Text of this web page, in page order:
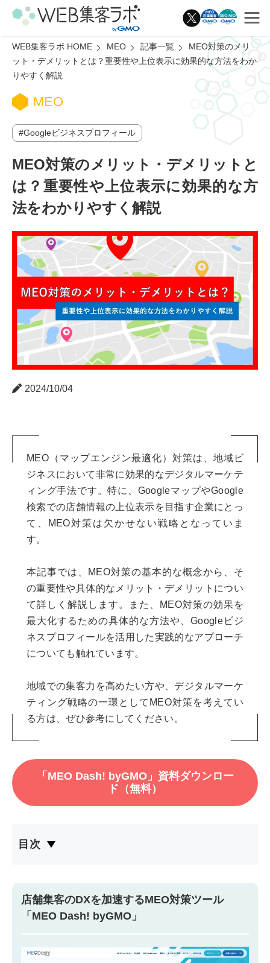
WEB集客ラボ HOME MEO 記事一覧
MEO対策のメリ
ット・デメリットとは？重要性や上位表示に効果的な方法をわか
りやすく解説
MEO
Googleビジネスプロフィール
MEO対策のメリット・デメリットと
は？重要性や上位表示に効果的な方
法をわかりやすく解説
2024/10/04
MEO（マップエンジン最適化）対策は、地域ビ
ジネスにおいて非常に効果的なデジタルマーケテ
ィング手法です。特に、GoogleマップやGoogle
検索での店舗情報の上位表示を目指す企業にとっ
て、MEO対策は欠かせない戦略となっていま
す。
本記事では、MEO対策の基本的な概念から、そ
の重要性や具体的なメリット・デメリットについ
て詳しく解説します。また、MEO対策の効果を
最大化するための具体的な方法や、Googleビジ
ネスプロフィールを活用した実践的なアプローチ
についても触れています。
地域での集客力を高めたい方や、デジタルマーケ
ティング戦略の一環としてMEO対策を考えてい
る方は、ぜひ参考にしてください。
「MEO Dash! byGMO」資料ダウンロー
ド（無料）
目次
店舗集客のDXを加速するMEO対策ツール
「MEO Dash! byGMO」